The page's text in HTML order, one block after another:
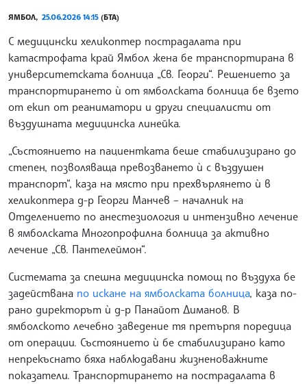
ЯМБОЛ, 25.06.2026 14:15 (БТА)
С медицински хеликоптер пострадалата при
катастрофата край Ямбол жена бе транспортирана в
университетската болница „Св. Георги“. Решението за
транспортирането ѝ от ямболската болница бе взето
от екип от реаниматори и други специалисти от
въздушната медицинска линейка.
„Състоянието на пациентката беше стабилизирано до
степен, позволяваща превозването ѝ с въздушен
транспорт“, каза на място при прехвърлянето ѝ в
хеликоптера д-р Георги Манчев – началник на
Отделението по анестезиология и интензивно лечение
в ямболската Многопрофилна болница за активно
лечение „Св. Пантелеймон“.
Системата за спешна медицинска помощ по въздуха бе
задействана по искане на ямболската болница, каза по-
рано директорът ѝ д-р Панайот Диманов. В
ямболското лечебно заведение тя претърпя поредица
от операции. Състоянието ѝ бе стабилизирано като
непрекъснато бяха наблюдавани жизненоважните
показатели. Транспортирането на пострадалата в